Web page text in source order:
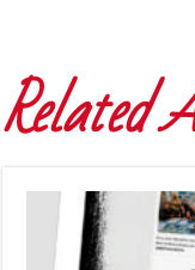
Related